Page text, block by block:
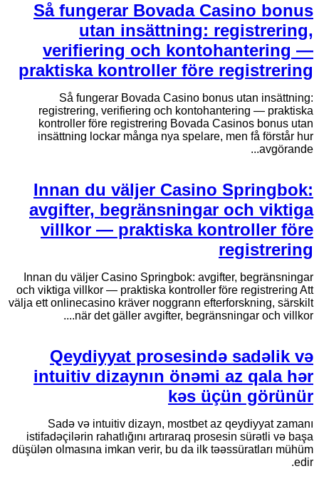
Så fungerar Bovada Casino bonus
utan insättning: registrering,
verifiering och kontohantering —
praktiska kontroller före registrering
Så fungerar Bovada Casino bonus utan insättning:
registrering, verifiering och kontohantering — praktiska
kontroller före registrering Bovada Casinos bonus utan
insättning lockar många nya spelare, men få förstår hur
avgörande...
Innan du väljer Casino Springbok:
avgifter, begränsningar och viktiga
villkor — praktiska kontroller före
registrering
Innan du väljer Casino Springbok: avgifter, begränsningar
och viktiga villkor — praktiska kontroller före registrering Att
välja ett onlinecasino kräver noggrann efterforskning, särskilt
när det gäller avgifter, begränsningar och villkor....
Qeydiyyat prosesində sadəlik və
intuitiv dizaynın önəmi az qala hər
kəs üçün görünür
Sadə və intuitiv dizayn, mostbet az qeydiyyat zamanı
istifadəçilərin rahatlığını artıraraq prosesin sürətli və başa
düşülən olmasına imkan verir, bu da ilk təəssüratları mühüm
edir.